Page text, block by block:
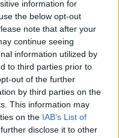
information for
the below opt-out
note that after your
continue seeing
information utilized by
to third parties prior to
out of the further
by third parties on the
This information may
on the IAB’s List of
disclose it to other
porte plainte contre le